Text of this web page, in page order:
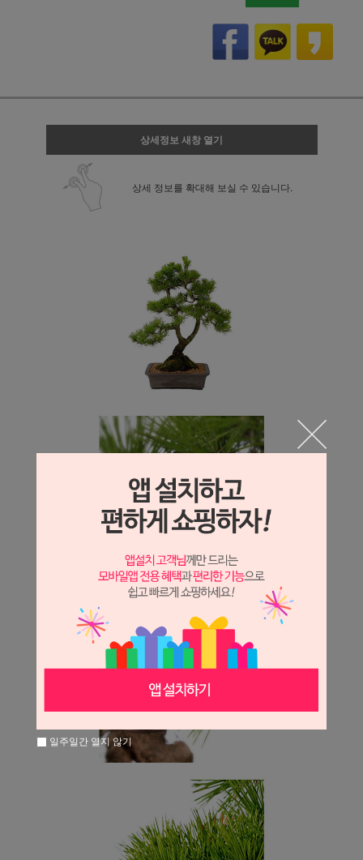
상세정보 새창 열기
상세 정보를 확대해 보실 수 있습니다.
일주일간 열지 않기